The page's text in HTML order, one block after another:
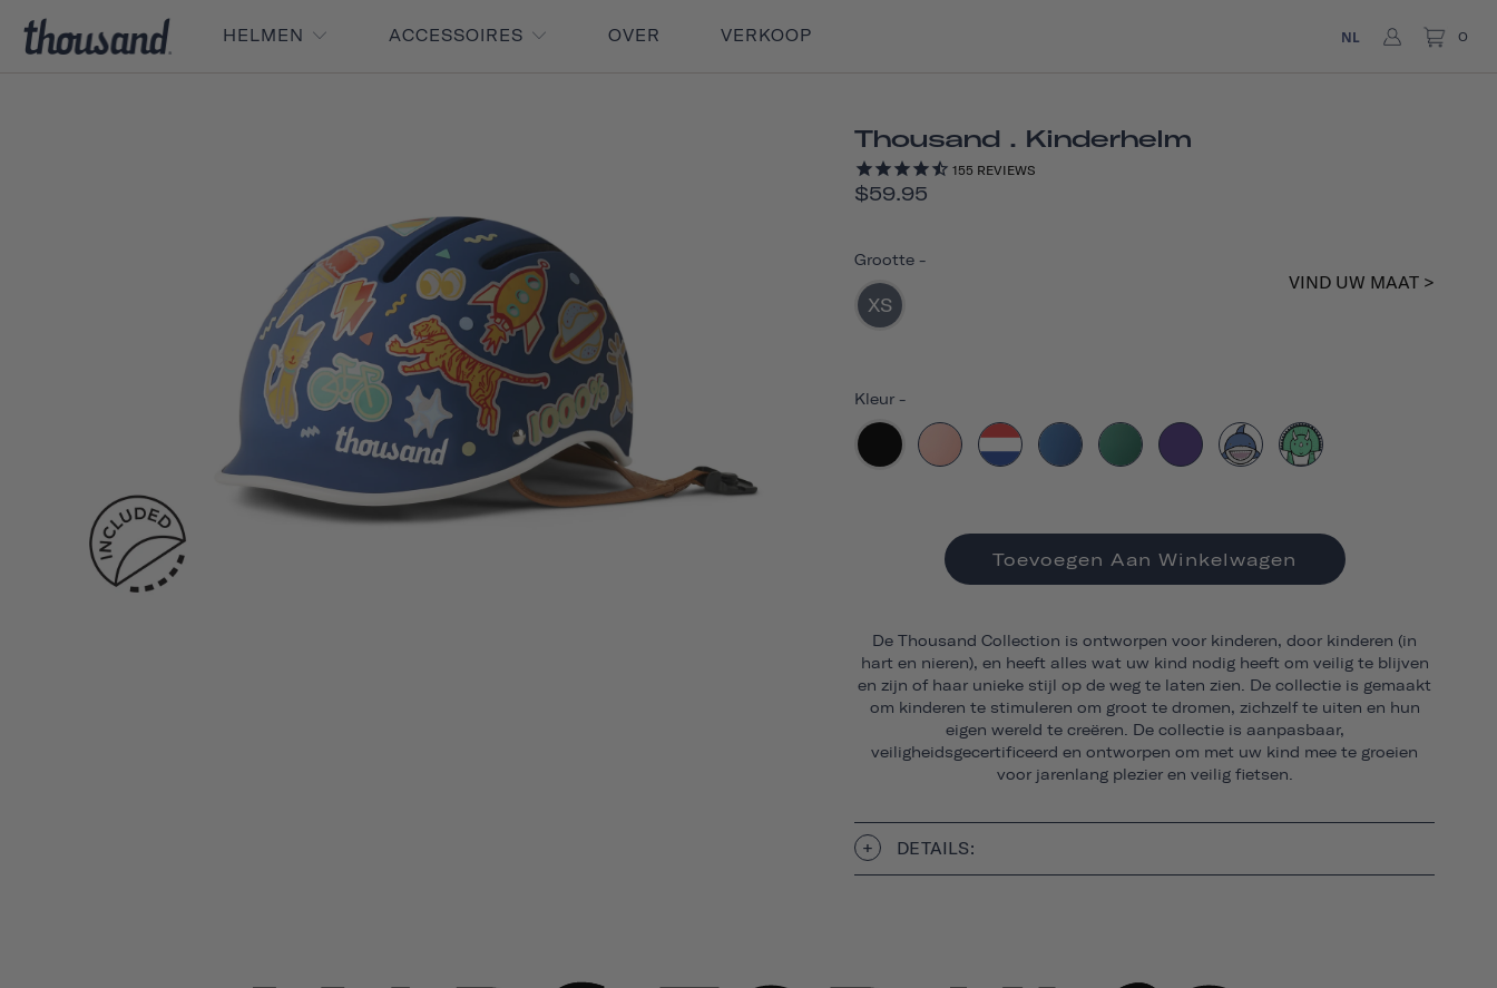
HELMEN ACCESSOIRES OVER VERKOOP NL 0
Thousand . Kinderhelm
155 REVIEWS
$59.95
Kleur -
Grootte -
XS
VIND UW MAAT >
Toevoegen Aan Winkelwagen
De Thousand Collection is ontworpen voor kinderen, door kinderen (in
hart en nieren), en heeft alles wat uw kind nodig heeft om veilig te blijven
en zijn of haar unieke stijl op de weg te laten zien. De collectie is gemaakt
om kinderen te stimuleren om groot te dromen, zichzelf te uiten en hun
eigen wereld te creëren. De collectie is aanpasbaar,
veiligheidsgecertificeerd en ontworpen om met uw kind mee te groeien
voor jarenlang plezier en veilig fietsen.
DETAILS: